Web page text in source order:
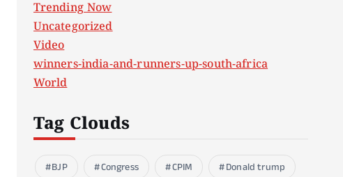
Trending Now
Uncategorized
Video
winners-india-and-runners-up-south-africa
World
Tag Clouds
BJP Congress CPIM
Donald trump